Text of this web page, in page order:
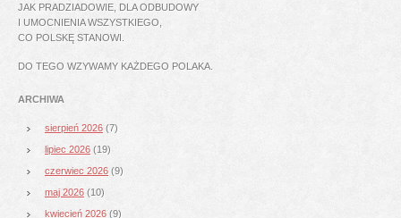
JAK PRADZIADOWIE, DLA ODBUDOWY
I UMOCNIENIA WSZYSTKIEGO,
CO POLSKĘ STANOWI.
DO TEGO WZYWAMY KAŻDEGO POLAKA.
ARCHIWA
sierpień 2026 (7)
lipiec 2026 (19)
czerwiec 2026 (9)
maj 2026 (10)
kwiecień 2026 (9)